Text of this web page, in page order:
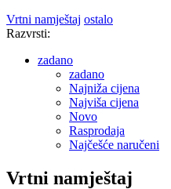
Vrtni namještaj ostalo
Razvrsti:
zadano
zadano
Najniža cijena
Najviša cijena
Novo
Rasprodaja
Najčešće naručeni
Vrtni namještaj